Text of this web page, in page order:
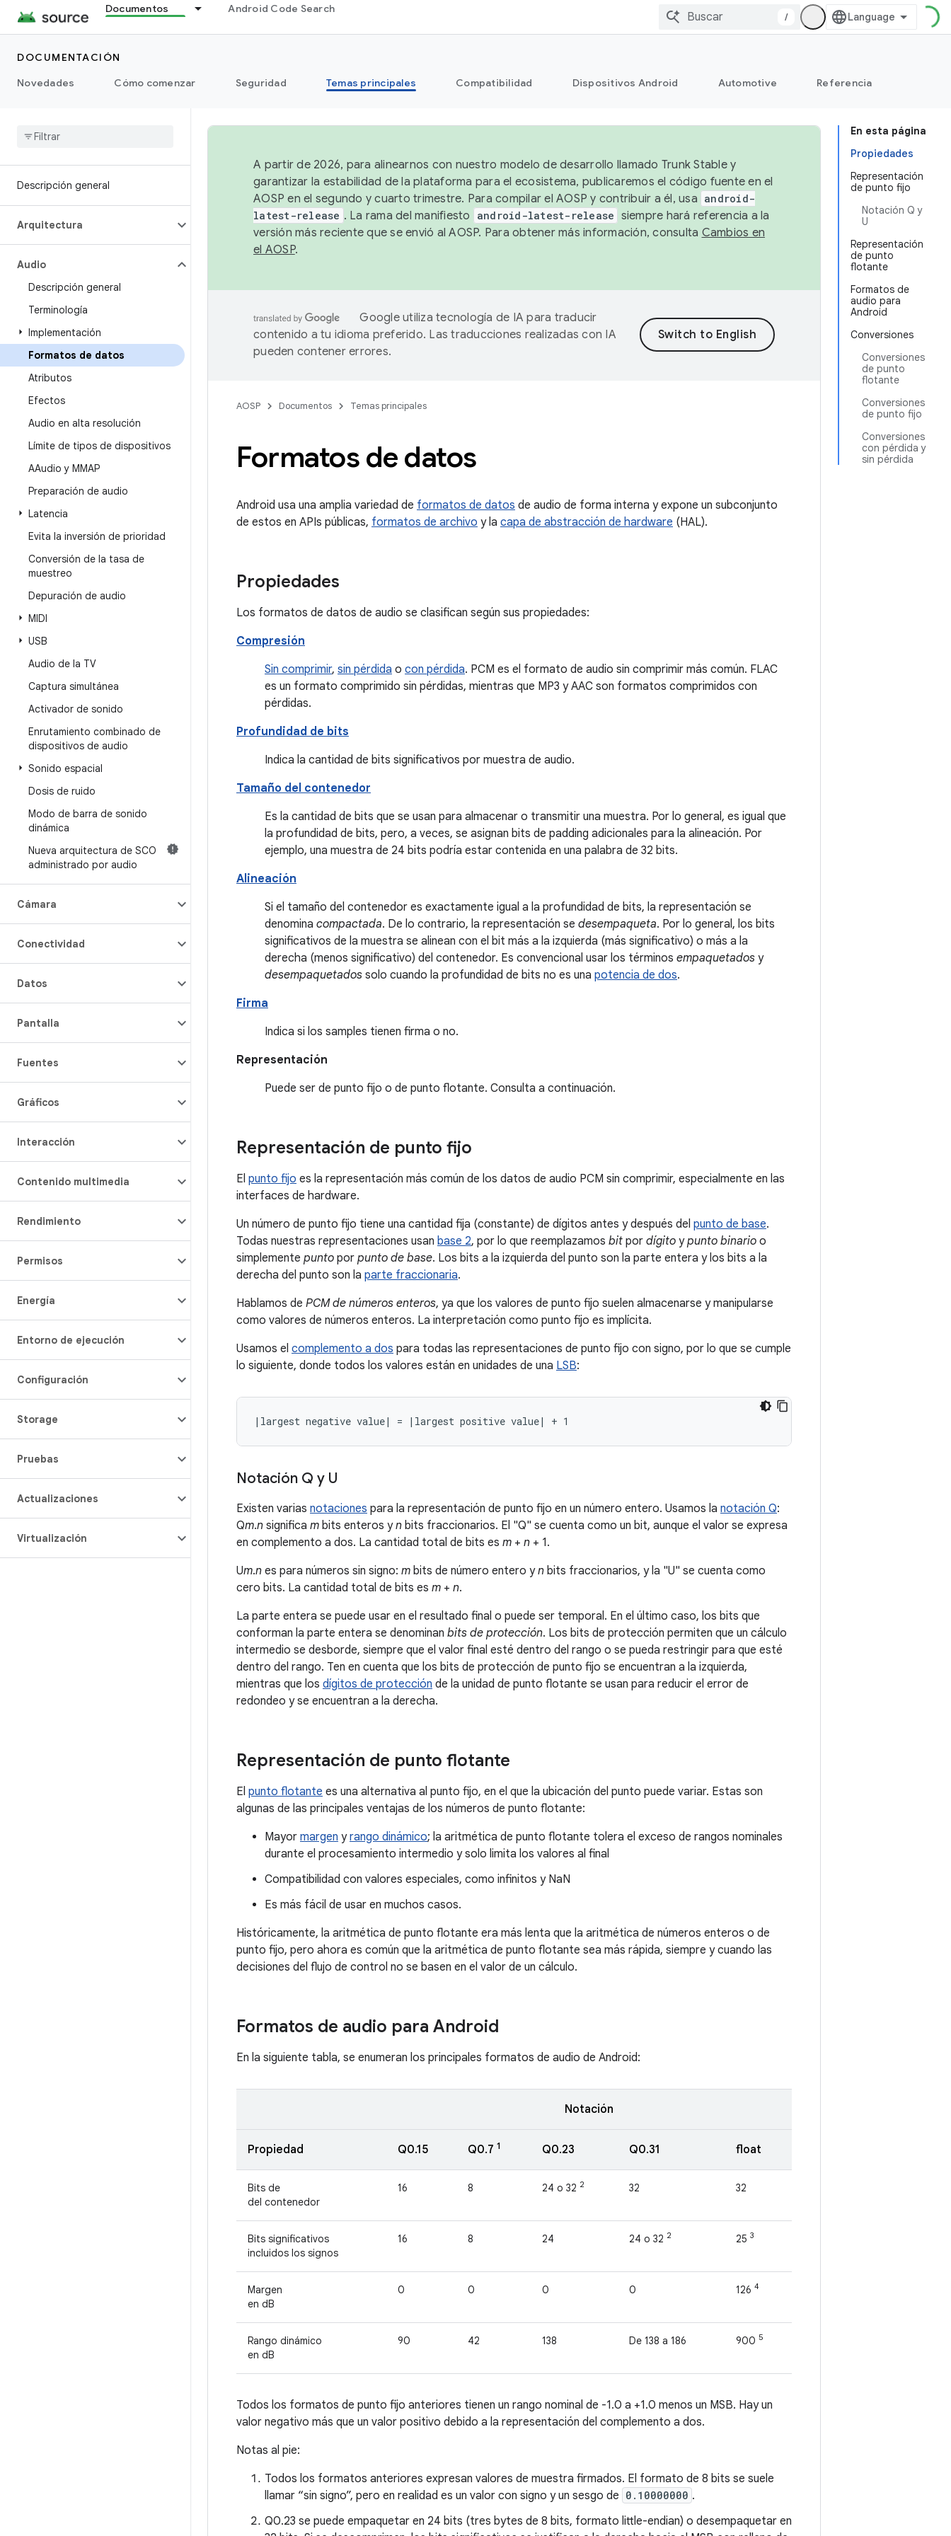
Documentos Android Code Search
/
DOCUMENTACIÓN
Novedades
Cómo comenzar Seguridad Temas principales Compatibilidad Dispositivos Android Automotive Referencia
Descripción general
Arquitectura
Audio
Descripción general
Terminología
Implementación
Formatos de datos
Atributos
Efectos
Audio en alta resolución
Límite de tipos de dispositivos
AAudio y MMAP
Preparación de audio
Latencia
Evita la inversión de prioridad
Conversión de la tasa de
muestreo
Depuración de audio
MIDI
USB
Audio de la TV
Captura simultánea
Activador de sonido
Enrutamiento combinado de
dispositivos de audio
Sonido espacial
Dosis de ruido
Modo de barra de sonido
dinámica
Nueva arquitectura de SCO
administrado por audio
Cámara
Conectividad
Datos
Pantalla
Fuentes
Gráficos
Interacción
Contenido multimedia
Rendimiento
Permisos
Energía
Entorno de ejecución
Configuración
Storage
Pruebas
Actualizaciones
Virtualización
En esta página
Propiedades
Representación
de punto fijo
Notación Q y
U
Representación
de punto
flotante
Formatos de
audio para
Android
Conversiones
Conversiones
de punto
flotante
Conversiones
de punto fijo
Conversiones
con pérdida y
sin pérdida
A partir de 2026, para alinearnos con nuestro modelo de desarrollo llamado Trunk Stable y
garantizar la estabilidad de la plataforma para el ecosistema, publicaremos el código fuente en el
AOSP en el segundo y cuarto trimestre. Para compilar el AOSP y contribuir a él, usa android-
latest-release . La rama del manifiesto android-latest-release siempre hará referencia a la
versión más reciente que se envió al AOSP. Para obtener más información, consulta Cambios en
el AOSP.
Google utiliza tecnología de IA para traducir
contenido a tu idioma preferido. Las traducciones realizadas con IA
pueden contener errores.
AOSP Documentos Temas principales
Formatos de datos
Android usa una amplia variedad de formatos de datos de audio de forma interna y expone un subconjunto
de estos en APIs públicas, formatos de archivo y la capa de abstracción de hardware (HAL).
Propiedades
Los formatos de datos de audio se clasifican según sus propiedades:
Compresión
Sin comprimir, sin pérdida o con pérdida. PCM es el formato de audio sin comprimir más común. FLAC
es un formato comprimido sin pérdidas, mientras que MP3 y AAC son formatos comprimidos con
pérdidas.
Profundidad de bits
Indica la cantidad de bits significativos por muestra de audio.
Tamaño del contenedor
Es la cantidad de bits que se usan para almacenar o transmitir una muestra. Por lo general, es igual que
la profundidad de bits, pero, a veces, se asignan bits de padding adicionales para la alineación. Por
ejemplo, una muestra de 24 bits podría estar contenida en una palabra de 32 bits.
Alineación
Si el tamaño del contenedor es exactamente igual a la profundidad de bits, la representación se
denomina compactada. De lo contrario, la representación se desempaqueta. Por lo general, los bits
significativos de la muestra se alinean con el bit más a la izquierda (más significativo) o más a la
derecha (menos significativo) del contenedor. Es convencional usar los términos empaquetados y
desempaquetados solo cuando la profundidad de bits no es una potencia de dos.
Firma
Indica si los samples tienen firma o no.
Representación
Puede ser de punto fijo o de punto flotante. Consulta a continuación.
Representación de punto fijo
El punto fijo es la representación más común de los datos de audio PCM sin comprimir, especialmente en las
interfaces de hardware.
Un número de punto fijo tiene una cantidad fija (constante) de dígitos antes y después del punto de base.
Todas nuestras representaciones usan base 2, por lo que reemplazamos bit por dígito ypunto binario o
simplemente punto por punto de base. Los bits a la izquierda del punto son la parte entera y los bits a la
derecha del punto son la parte fraccionaria.
Hablamos de PCM de números enteros, ya que los valores de punto fijo suelen almacenarse y manipularse
como valores de números enteros. La interpretación como punto fijo es implícita.
Usamos el complemento a dos para todas las representaciones de punto fijo con signo, por lo que se cumple
lo siguiente, donde todos los valores están en unidades de una LSB:
Notación Q y U
Existen varias notaciones para la representación de punto fijo en un número entero. Usamos la notación Q:
Qm.n significa m bits enteros yn bits fraccionarios. El "Q" se cuenta como un bit, aunque el valor se expresa
en complemento a dos. La cantidad total de bits es m + n + 1.
Um.n es para números sin signo: m bits de número entero yn bits fraccionarios, y la "U" se cuenta como
cero bits. La cantidad total de bits es m + n.
La parte entera se puede usar en el resultado final o puede ser temporal. En el último caso, los bits que
conforman la parte entera se denominan bits de protección. Los bits de protección permiten que un cálculo
intermedio se desborde, siempre que el valor final esté dentro del rango o se pueda restringir para que esté
dentro del rango. Ten en cuenta que los bits de protección de punto fijo se encuentran a la izquierda,
mientras que los dígitos de protección de la unidad de punto flotante se usan para reducir el error de
redondeo y se encuentran a la derecha.
Representación de punto flotante
El punto flotante es una alternativa al punto fijo, en el que la ubicación del punto puede variar. Estas son
algunas de las principales ventajas de los números de punto flotante:
Mayor margen yrango dinámico; la aritmética de punto flotante tolera el exceso de rangos nominales
durante el procesamiento intermedio y solo limita los valores al final
Compatibilidad con valores especiales, como infinitos y NaN
Es más fácil de usar en muchos casos.
Históricamente, la aritmética de punto flotante era más lenta que la aritmética de números enteros o de
punto fijo, pero ahora es común que la aritmética de punto flotante sea más rápida, siempre y cuando las
decisiones del flujo de control no se basen en el valor de un cálculo.
Formatos de audio para Android
En la siguiente tabla, se enumeran los principales formatos de audio de Android:
Notación
Propiedad Q0.15 Q0.7 1 Q0.23 Q0.31 float
Bits de
del contenedor
16 8 24 o 32 2 32 32
Bits significativos
incluidos los signos
16 8 24 24 o 32 2 25 3
Margen
en dB
0 0 0 0 126 4
Rango dinámico
en dB
90 42 138 De 138 a 186 900 5
Todos los formatos de punto fijo anteriores tienen un rango nominal de -1.0 a +1.0 menos un MSB. Hay un
valor negativo más que un valor positivo debido a la representación del complemento a dos.
Notas al pie:
Todos los formatos anteriores expresan valores de muestra firmados. El formato de 8 bits se suele
llamar “sin signo”, pero en realidad es un valor con signo y un sesgo de 0.10000000 .
Q0.23 se puede empaquetar en 24 bits (tres bytes de 8 bits, formato little-endian) o desempaquetar en